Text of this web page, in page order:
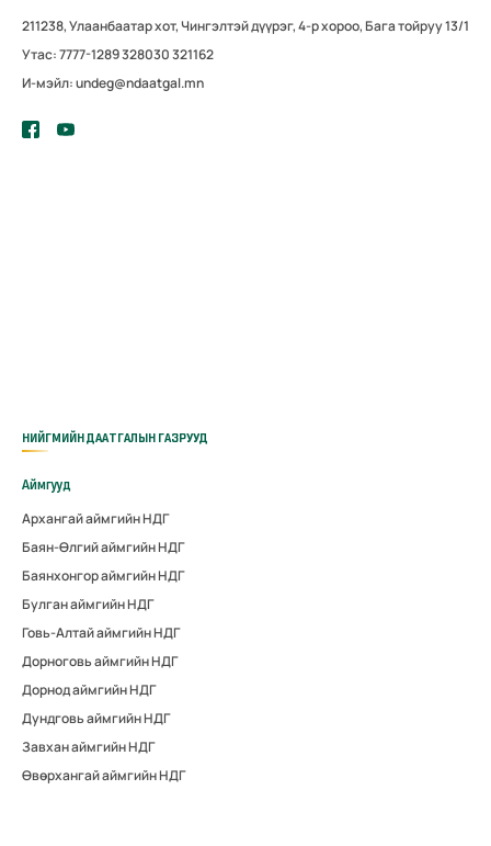
211238, Улаанбаатар хот, Чингэлтэй дүүрэг, 4-р хороо, Бага тойруу 13/1
Утас: 7777-1289 328030 321162
И-мэйл: undeg@ndaatgal.mn
НИЙГМИЙН ДААТГАЛЫН ГАЗРУУД
Аймгууд
Архангай аймгийн НДГ
Баян-Өлгий аймгийн НДГ
Баянхонгор аймгийн НДГ
Булган аймгийн НДГ
Говь-Алтай аймгийн НДГ
Дорноговь аймгийн НДГ
Дорнод аймгийн НДГ
Дундговь аймгийн НДГ
Завхан аймгийн НДГ
Өвөрхангай аймгийн НДГ